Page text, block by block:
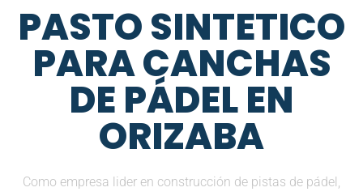
PASTO SINTETICO
PARA CANCHAS
DE PÁDEL EN
ORIZABA
Como empresa lider en construcción de pistas de pádel,